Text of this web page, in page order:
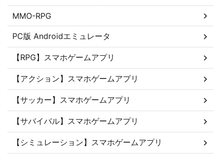
MMO-RPG
PC版 Androidエミュレータ
【RPG】スマホゲームアプリ
【アクション】スマホゲームアプリ
【サッカー】スマホゲームアプリ
【サバイバル】スマホゲームアプリ
【シミュレーション】スマホゲームアプリ